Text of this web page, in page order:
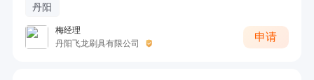
丹阳
梅经理
丹阳飞龙刷具有限公司
申请